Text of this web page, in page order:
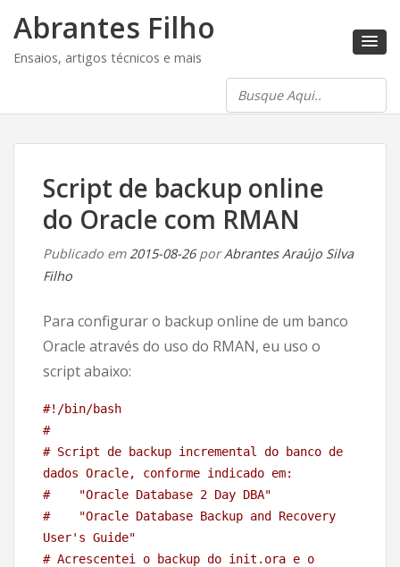
Abrantes Filho
Ensaios, artigos técnicos e mais
Script de backup online
do Oracle com RMAN
Publicado em2015-08-26porAbrantes Araújo Silva
Filho
Para configurar o backup online de um banco
Oracle através do uso do RMAN, eu uso o
script abaixo:
#!/bin/bash
#
# Script de backup incremental do banco de
dados Oracle, conforme indicado em:
#    "Oracle Database 2 Day DBA"
#    "Oracle Database Backup and Recovery
User's Guide"
# Acrescentei o backup do init.ora e o